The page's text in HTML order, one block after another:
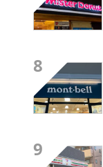
8
9